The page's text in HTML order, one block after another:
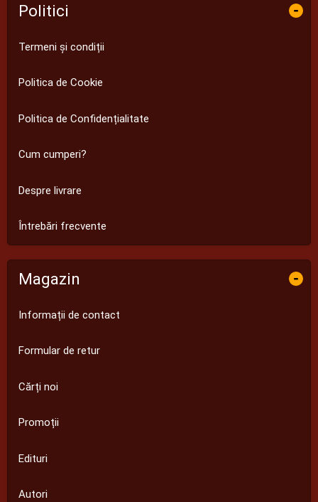
Politici -
Termeni și condiții
Politica de Cookie
Politica de Confidențialitate
Cum cumperi?
Despre livrare
Întrebări frecvente
Magazin -
Informații de contact
Formular de retur
Cărți noi
Promoții
Edituri
Autori